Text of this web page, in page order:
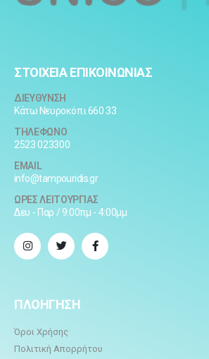
ΣΤΟΙΧΕΙΑ ΕΠΙΚΟΙΝΩΝΙΑΣ
ΔΙΕΥΘΥΝΣΗ
Κάτω Νευροκόπι 660 33
ΤΗΛΕΦΩΝΟ
2523 023300
EMAIL
info@tampouridis.gr
ΩΡΕΣ ΛΕΙΤΟΥΡΓΙΑΣ
Δευ - Παρ / 9:00πμ - 4:00μμ
ΠΛΟΗΓΗΣΗ
Όροι Χρήσης
Πολιτική Απορρήτου